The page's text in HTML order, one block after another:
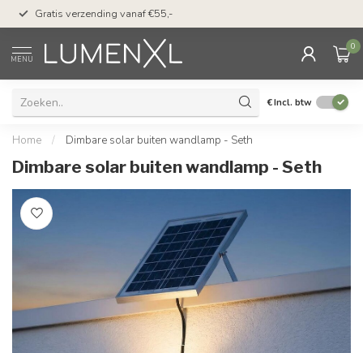
Gratis verzending vanaf €55,-
MENU
0
€Incl. btw
Home / Dimbare solar buiten wandlamp - Seth
Dimbare solar buiten wandlamp - Seth